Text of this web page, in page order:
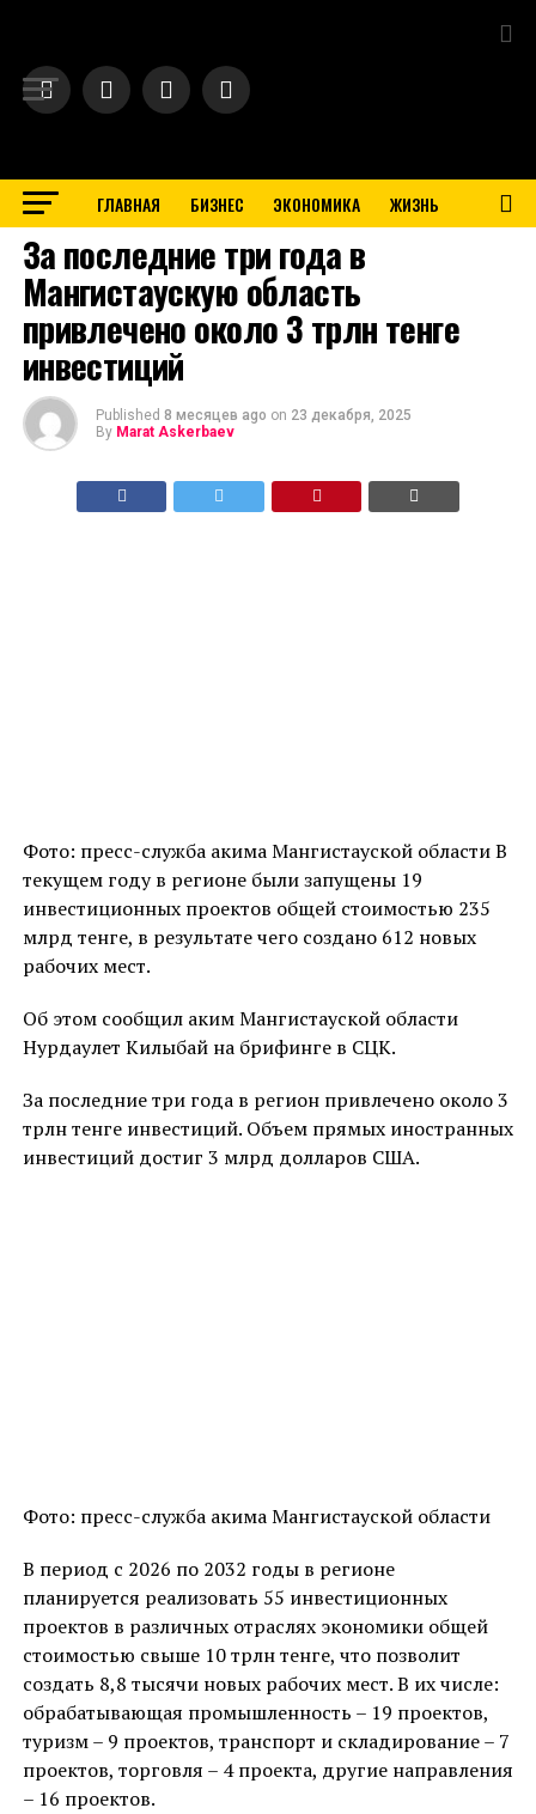
ГЛАВНАЯ БИЗНЕС ЭКОНОМИКА ЖИЗНЬ
BUSINESS
За последние три года в
Мангистаускую область
привлечено около 3 трлн тенге
инвестиций
Published 8 месяцев ago on 23 декабря, 2025
By Marat Askerbaev
Фото: пресс-служба акима Мангистауской области В
текущем году в регионе были запущены 19
инвестиционных проектов общей стоимостью 235
млрд тенге, в результате чего создано 612 новых
рабочих мест.
Об этом сообщил аким Мангистауской области
Нурдаулет Килыбай на брифинге в СЦК.
За последние три года в регион привлечено около 3
трлн тенге инвестиций. Объем прямых иностранных
инвестиций достиг 3 млрд долларов США.
Фото: пресс-служба акима Мангистауской области
В период с 2026 по 2032 годы в регионе
планируется реализовать 55 инвестиционных
проектов в различных отраслях экономики общей
стоимостью свыше 10 трлн тенге, что позволит
создать 8,8 тысячи новых рабочих мест. В их числе:
обрабатывающая промышленность – 19 проектов,
туризм – 9 проектов, транспорт и складирование – 7
проектов, торговля – 4 проекта, другие направления
– 16 проектов.